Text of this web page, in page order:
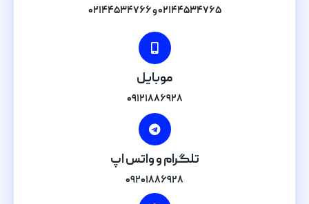
۰۲۱۴۴۵۳۴۷۶۵ و ۰۲۱۴۴۵۳۴۷۶۶
موبایل
۰۹۱۲۱۸۸۶۹۲۸
تلگرام و واتس اپ
۰۹۲۰۱۸۸۶۹۲۸